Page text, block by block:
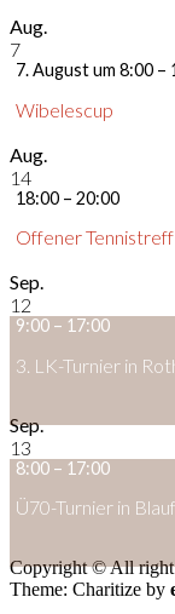
Aug.
7
7. August um 8:00 –
Wibelescup
Aug.
14
18:00 – 20:00
Offener
Sep.
12
9:00 – 17:00
3. LK-Turnier in
Sep.
13
8:00 – 17:00
Ü70-Turnier in
Copyright © All
Theme: Charitize by